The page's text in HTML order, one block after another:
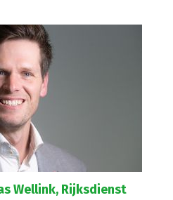
Wellink, Rijksdienst